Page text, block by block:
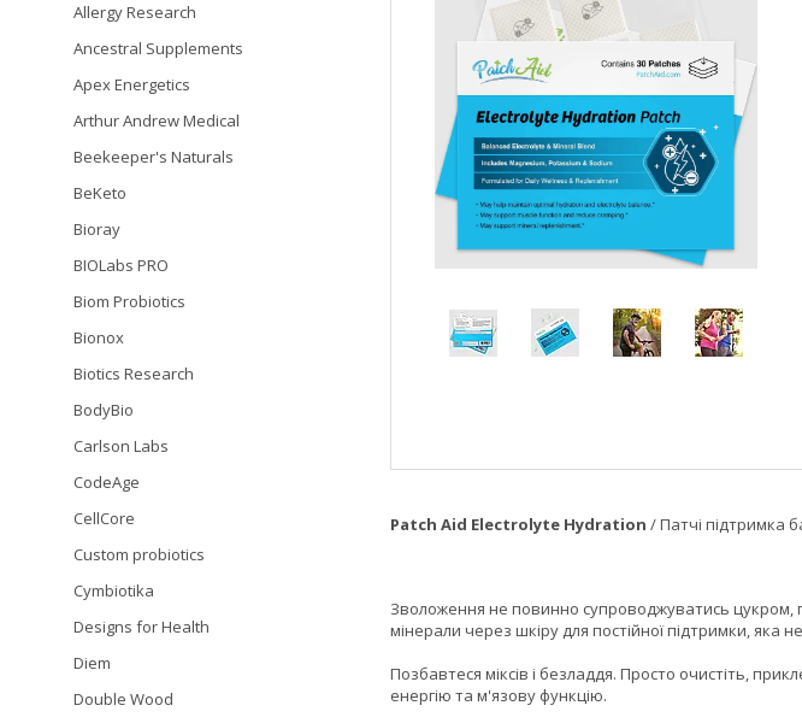
Patch Aid Electrolyte Hydration / Патчі підтримка
Зволоження не повинно супроводжуватись цукром,
мінерали через шкіру для постійної підтримки,
Позбавтеся міксів і безладдя. Просто очистіть,
енергію та м'язову функцію.
Allergy Research
Ancestral Supplements
Apex Energetics
Arthur Andrew Medical
Beekeeper's Naturals
BeKeto
Bioray
BIOLabs PRO
Biom Probiotics
Bionox
Biotics Research
BodyBio
Carlson Labs
CodeAge
CellCore
Custom probiotics
Cymbiotika
Designs for Health
Diem
Double Wood